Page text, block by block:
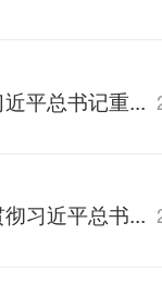
平总书记重...
习近平总书...